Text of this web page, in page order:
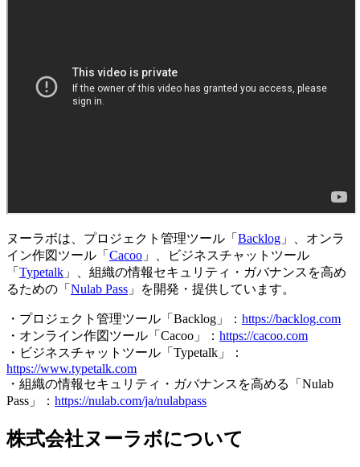
ヌーラボは、プロジェクト管理ツール「 Backlog 」、オンラ
イン作図ツール「 Cacoo 」、ビジネスチャットツール
「 Typetalk 」、組織の情報セキュリティ・ガバナンスを高め
るための「 Nulab Pass 」を開発・提供しています。
・プロジェクト管理ツール「Backlog」： https://backlog.com
・オンライン作図ツール「Cacoo」： https://cacoo.com
・ビジネスチャットツール「Typetalk」：
https://www.typetalk.com
・組織の情報セキュリティ・ガバナンスを高める「Nulab
Pass」： https://nulab.com/ja/nulabpass
株式会社ヌーラボについて